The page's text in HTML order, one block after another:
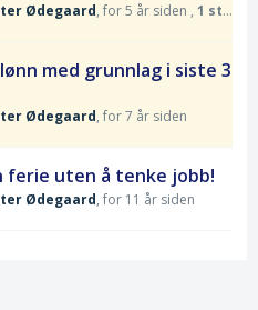
Ødegaard, for 5 år siden , 1 stemme
med grunnlag i siste 3
Ødegaard, for 7 år siden
ferie uten å tenke jobb!
Ødegaard, for 11 år siden